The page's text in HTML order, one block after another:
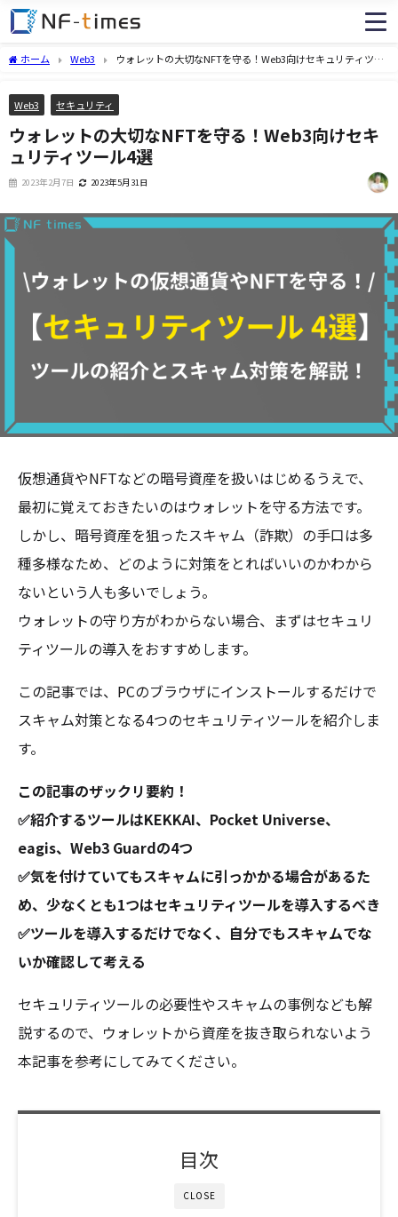
ホーム Web3
ウォレットの大切なNFTを守る！Web3向けセキュリティツー
Web3 セキュリティ
ウォレットの大切なNFTを守る！Web3向けセキ
ュリティツール4選
2023年2月7日 2023年5月31日
仮想通貨やNFTなどの暗号資産を扱いはじめるうえで、
最初に覚えておきたいのはウォレットを守る方法です。
しかし、暗号資産を狙ったスキャム（詐欺）の手口は多
種多様なため、どのように対策をとればいいのかわから
ないという人も多いでしょう。
ウォレットの守り方がわからない場合、まずはセキュリ
ティツールの導入をおすすめします。
この記事では、PCのブラウザにインストールするだけで
スキャム対策となる4つのセキュリティツールを紹介しま
す。
この記事のザックリ要約！
✅紹介するツールはKEKKAI、Pocket Universe、
eagis、Web3 Guardの4つ
✅気を付けていてもスキャムに引っかかる場合があるた
め、少なくとも1つはセキュリティツールを導入するべき
✅ツールを導入するだけでなく、自分でもスキャムでな
いか確認して考える
セキュリティツールの必要性やスキャムの事例なども解
説するので、ウォレットから資産を抜き取られないよう
本記事を参考にしてみてください。
CLOSE
目次